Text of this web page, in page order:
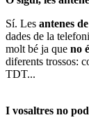
Sí. Les antenes
dades de la
molt bé ja que no
diferents trossos:
TDT...
I vosaltres no